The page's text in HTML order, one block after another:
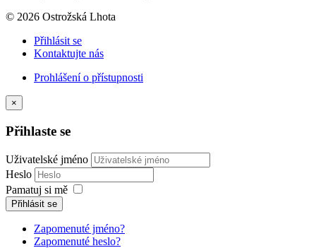
© 2026 Ostrožská Lhota
Přihlásit se
Kontaktujte nás
Prohlášení o přístupnosti
×
Přihlaste se
Uživatelské jméno
Heslo
Pamatuj si mě
Přihlásit se
Zapomenuté jméno?
Zapomenuté heslo?